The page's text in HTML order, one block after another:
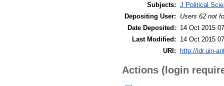
Subjects: J Political
Depositing User:
Users 62 not
Date Deposited:
14 Oct 2015
Last Modified:
14 Oct 2015
URI: http://idr.uin-
Actions (login